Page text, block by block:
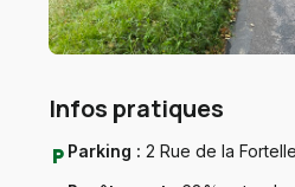
Infos pratiques
local_parking Parking : 2 Rue de la